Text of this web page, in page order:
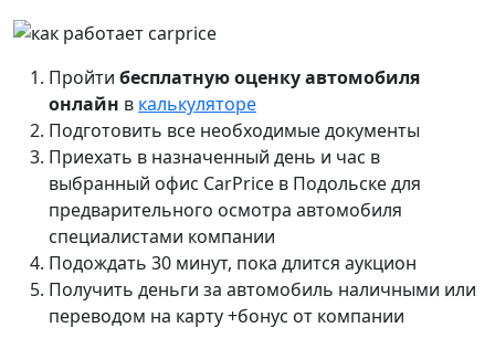
Пройти бесплатную оценку автомобиля
онлайн в калькуляторе
Подготовить все необходимые документы
Приехать в назначенный день и час в
выбранный офис CarPrice в Подольске для
предварительного осмотра автомобиля
специалистами компании
Подождать 30 минут, пока длится аукцион
Получить деньги за автомобиль наличными или
переводом на карту +бонус от компании